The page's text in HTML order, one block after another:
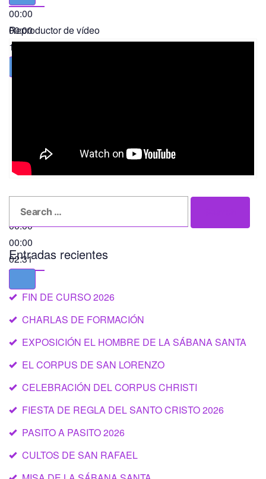
00:00
00:00
11:56
Reproductor de vídeo
00:00
00:00
02:31
Entradas recientes
FIN DE CURSO 2026
CHARLAS DE FORMACIÓN
EXPOSICIÓN EL HOMBRE DE LA SÁBANA SANTA
EL CORPUS DE SAN LORENZO
CELEBRACIÓN DEL CORPUS CHRISTI
FIESTA DE REGLA DEL SANTO CRISTO 2026
PASITO A PASITO 2026
CULTOS DE SAN RAFAEL